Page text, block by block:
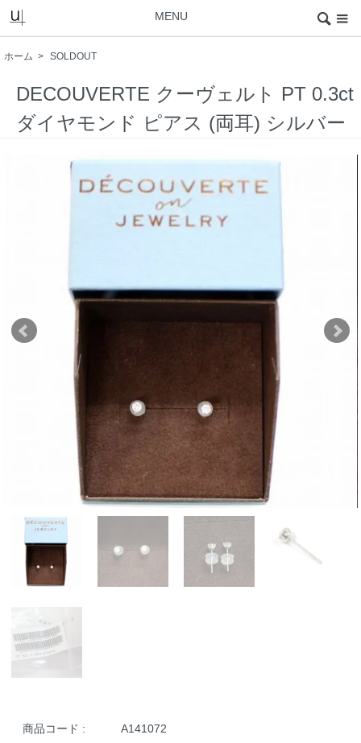
MENU
ホーム > SOLDOUT
DECOUVERTE クーヴェルト PT 0.3ct
ダイヤモンド ピアス (両耳) シルバー
商品コード : A141072